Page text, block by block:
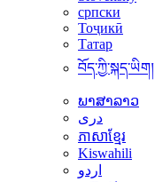
српски
Тоҷикӣ
Татар
བོད་ཀྱི་སྐད་ཡིག།
ພາສາລາວ
دری
ភាសាខ្មែរ
Kiswahili
اردو